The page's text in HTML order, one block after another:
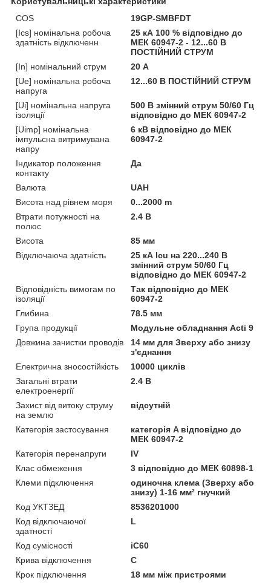
COS
19GP-SMBFDT
[Ics] номінальна робоча
здатність відключенн
25 кА 100 % відповідно до
МЕК 60947-2 - 12...60 В
ПОСТІЙНИЙ СТРУМ
[In] номінальний струм
20 А
[Ue] номінальна робоча
напруга
12...60 В ПОСТІЙНИЙ СТРУМ
[Ui] номінальна напруга
ізоляції
500 В змінний струм 50/60 Гц
відповідно до МЕК 60947-2
[Uimp] номінальна
імпульсна витримувана
напру
6 кВ відповідно до МЕК
60947-2
Індикатор положення
контакту
Да
Валюта
UAH
Висота над рівнем моря
0...2000 m
Втрати потужності на
полюс
2.4 В
Висота
85 мм
Відключаюча здатність
25 кА Icu на 220...240 В
змінний струм 50/60 Гц
відповідно до МЕК 60947-2
Відповідність вимогам по
ізоляції
Так відповідно до МЕК
60947-2
Глибина
78.5 мм
Група продукції
Модульне обладнання Acti 9
Довжина зачистки проводів
14 мм для Зверху або знизу
з'єднання
Електрична зносостійкість
10000 циклів
Загальні втрати
електроенергії
2.4 В
Захист від витоку струму
на землю
відсутній
Категорія застосування
категорія A відповідно до
МЕК 60947-2
Категорія перенапруги
IV
Клас обмеження
3 відповідно до МЕК 60898-1
Клеми підключення
одиночна клема (Зверху або
знизу) 1-16 мм² гнучкий
Код УКТЗЕД
8536201000
Код відключаючої
здатності
L
Код сумісності
iC60
Крива відключення
C
Крок підключення
18 мм між пристроями